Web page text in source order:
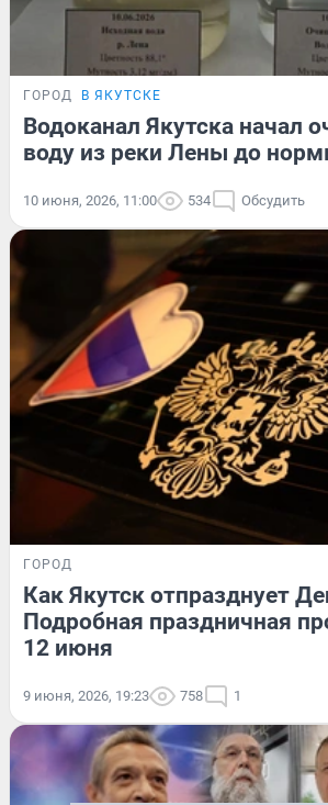
ГОРОД В ЯКУТСКЕ
Водоканал Якутска начал
воду из реки Лены до
10 июня, 2026, 11:00 534 Обсудить
ГОРОД
Как Якутск отпразднует
Подробная праздничная
12 июня
9 июня, 2026, 19:23 758 1